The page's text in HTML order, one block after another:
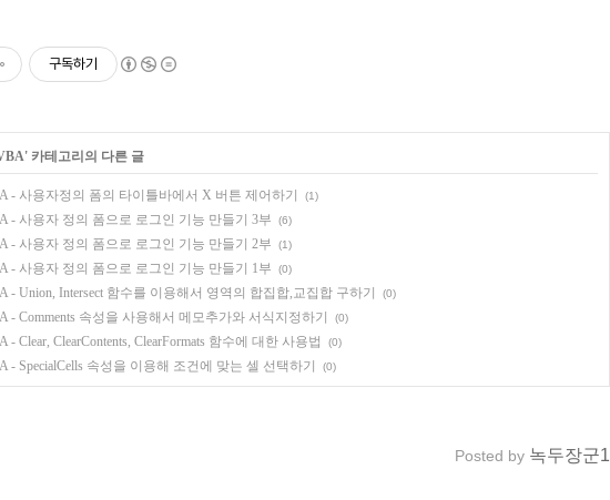
구독하기
' 카테고리의 다른 글
- 사용자정의 폼의 타이틀바에서 X 버튼 제어하기 (1)
- 사용자 정의 폼으로 로그인 기능 만들기 3부 (6)
- 사용자 정의 폼으로 로그인 기능 만들기 2부 (1)
- 사용자 정의 폼으로 로그인 기능 만들기 1부 (0)
- Union, Intersect 함수를 이용해서 영역의 합집합,교집합 구하기 (0)
- Comments 속성을 사용해서 메모추가와 서식지정하기 (0)
- Clear, ClearContents, ClearFormats 함수에 대한 사용법 (0)
- SpecialCells 속성을 이용해 조건에 맞는 셀 선택하기 (0)
Posted by 녹두장군1